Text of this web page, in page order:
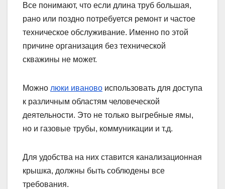
Все понимают, что если длина труб большая,
рано или поздно потребуется ремонт и частое
техническое обслуживание. Именно по этой
причине организация без технической
скважины не может.
Можно люки иваново использовать для доступа
к различным областям человеческой
деятельности. Это не только выгребные ямы,
но и газовые трубы, коммуникации и т.д.
Для удобства на них ставится канализационная
крышка, должны быть соблюдены все
требования.